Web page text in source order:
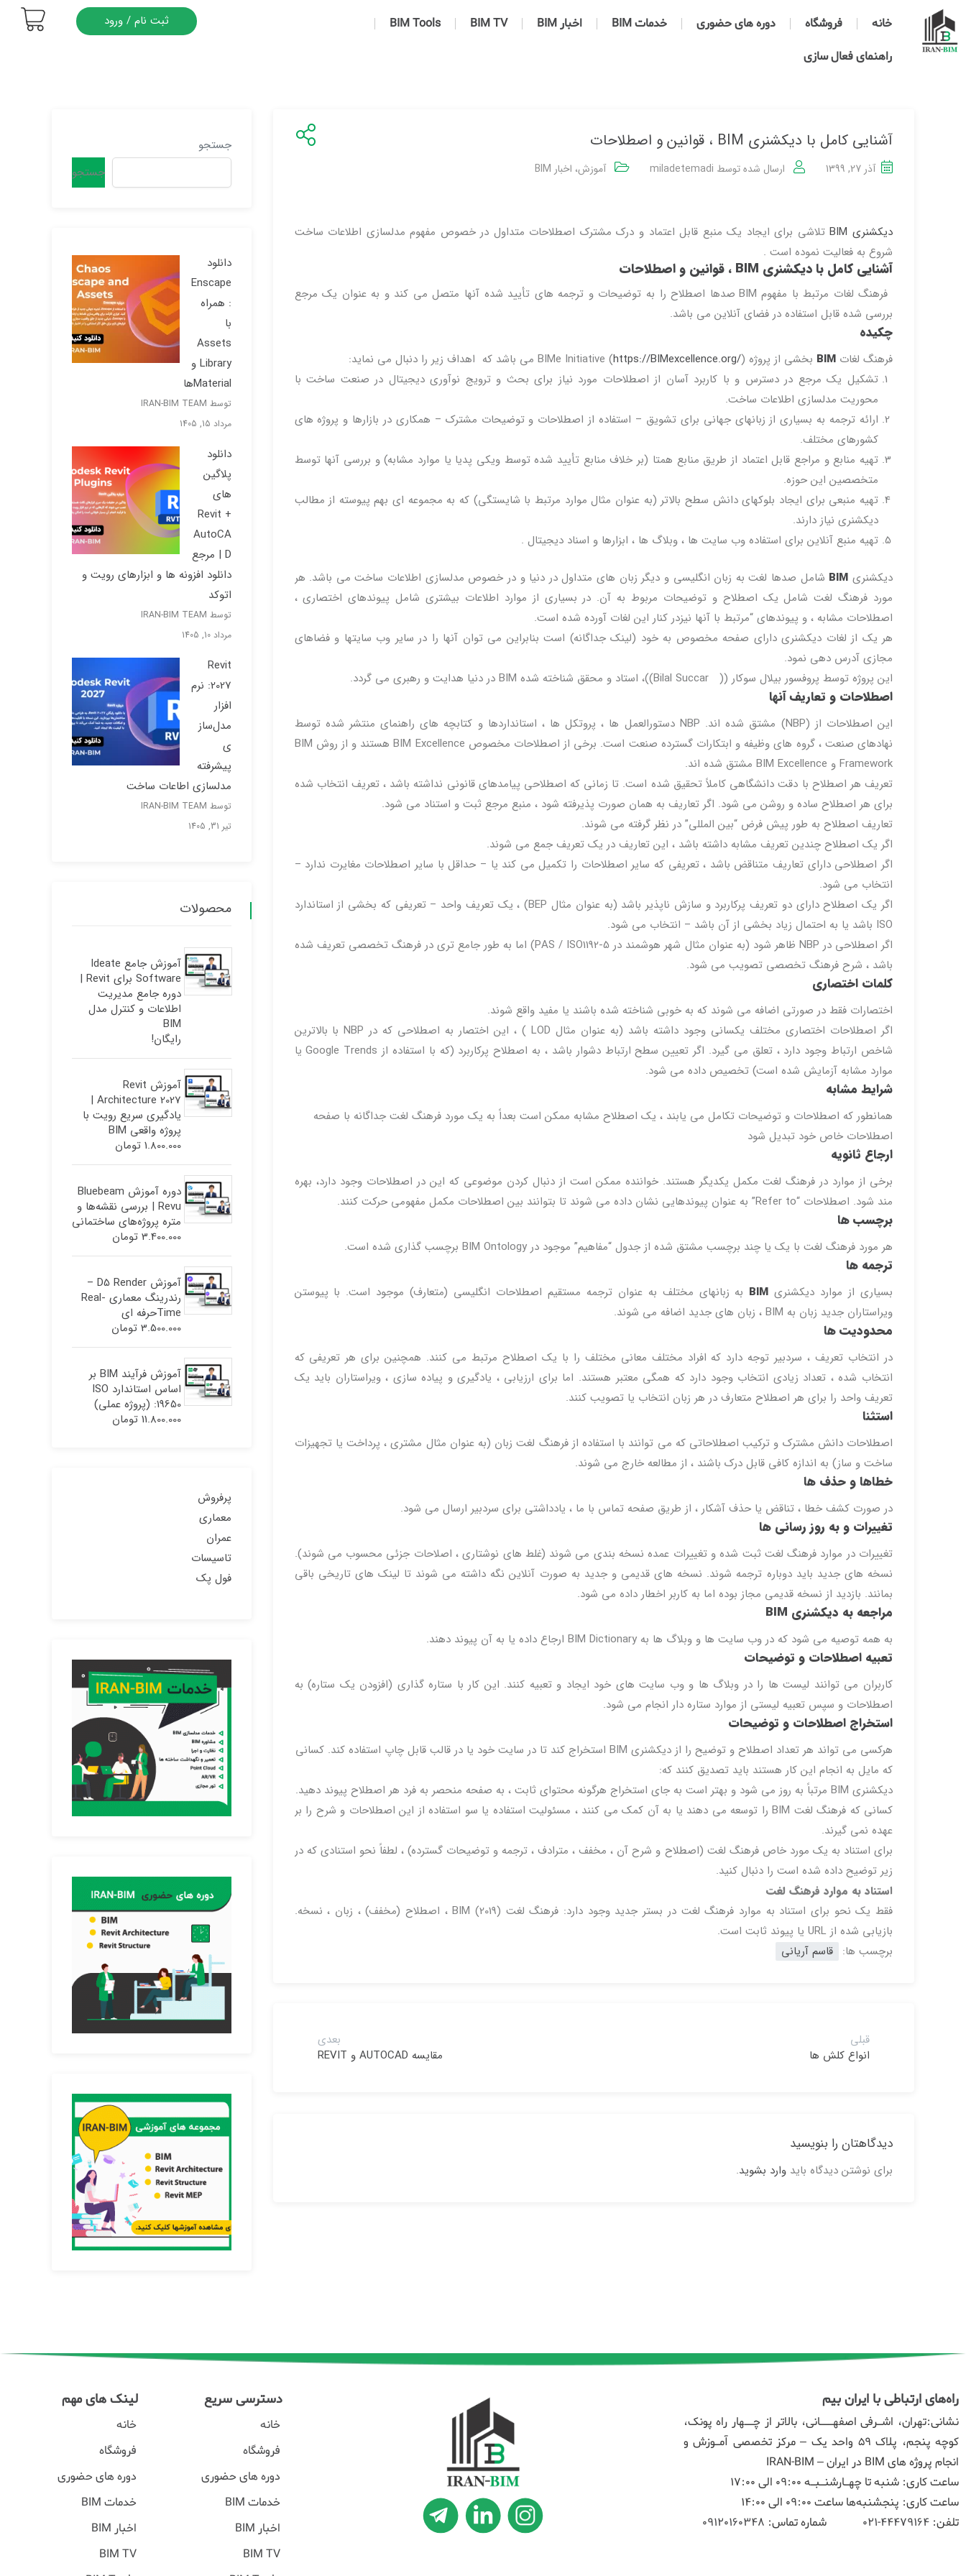
خانه فروشگاه دوره های حضوری خدمات BIM اخبار BIM BIM TV
BIM Tools
راهنمای فعال سازی
ثبت نام / ورود
آشنایی کامل با دیکشنری BIM ، قوانین و اصطلاحات
آذر 27, 1399 ارسال شده توسط miladetemadi آموزش، اخبار BIM
دیکشنری BIM
تلاشی برای ایجاد یک منبع قابل اعتماد و درک مشترک اصطلاحات متداول در خصوص مفهوم مدلسازی اطلاعات ساخت
شروع به فعالیت نموده است .
آشنایی کامل با دیکشنری BIM ، قوانین و اصطلاحات
فرهنگ لغات مرتبط با مفهوم BIM صدها اصطلاح را به توضیحات و ترجمه های تأیید شده آنها متصل می کند و به عنوان یک مرجع
بررسی شده قابل استفاده در فضای آنلاین می باشد.
چکیده
فرهنگ لغات BIM بخشی از پروژه BIMe Initiative ( https://BIMexcellence.org/) می باشد که اهداف زیر را دنبال می نماید:
تشکیل یک مرجع در دسترس و با کاربرد آسان از اصطلاحات مورد نیاز برای بحث و ترویج نوآوری دیجیتال در صنعت ساخت با
محوریت مدلسازی اطلاعات ساخت.
ارائه ترجمه به بسیاری از زبانهای جهانی برای تشویق – استفاده از اصطلاحات و توضیحات مشترک – همکاری در بازارها و پروژه های
کشورهای مختلف.
تهیه منابع و مراجع قابل اعتماد از طریق منابع همتا (بر خلاف منابع تأیید شده توسط ویکی پدیا یا موارد مشابه) و بررسی آنها توسط
متخصصین این حوزه.
تهیه منبعی برای ایجاد بلوکهای دانش سطح بالاتر (به عنوان مثال موارد مرتبط با شایستگی) که به مجموعه ای بهم پیوسته از مطالب
دیکشنری نیاز دارند.
تهیه منبع آنلاین برای استفاده وب سایت ها ، وبلاگ ها ، ابزارها و اسناد دیجیتال .
دیکشنری BIM شامل صدها لغت به زبان انگلیسی و دیگر زبان های متداول در دنیا و در خصوص مدلسازی اطلاعات ساخت می باشد. هر
مورد فرهنگ لغت شامل یک اصطلاح و توضیحات مربوط به آن. در بسیاری از موارد اطلاعات بیشتری شامل پیوندهای اختصاری ،
اصطلاحات مشابه ، و پیوندهای “مرتبط با آنها نیزدر کنار این لغات آورده شده است.
هر یک از لغات دیکشنری دارای صفحه مخصوص به خود (لینک جداگانه) است بنابراین می توان آنها را در سایر وب سایتها و فضاهای
مجازی آدرس دهی نمود.
این پروژه توسط پروفسور بیلال سوکار (( Bilal Succar))، استاد و محقق شناخته شده BIM در دنیا هدایت و رهبری می گردد.
اصطلاحات و تعاریف آنها
این اصطلاحات از (NBP) مشتق شده اند. NBP دستورالعمل ها ، پروتکل ها ، استانداردها و کتابچه های راهنمای منتشر شده توسط
نهادهای صنعت ، گروه های وظیفه و ابتکارات گسترده صنعت است. برخی از اصطلاحات مخصوص BIM Excellence هستند و از روش BIM
Framework و BIM Excellence مشتق شده اند.
تعریف هر اصطلاح با دقت دانشگاهی کاملاً تحقیق شده است. تا زمانی که اصطلاحی پیامدهای قانونی نداشته باشد ، تعریف انتخاب شده
برای هر اصطلاح ساده و روشن می شود. اگر تعاریف به همان صورت پذیرفته شود ، منبع مرجع ثبت و استناد می شود.
تعاریف اصطلاح به طور پیش فرض “بین المللی” در نظر گرفته می شوند.
اگر یک اصطلاح چندین تعریف مشابه داشته باشد ، این تعاریف در یک تعریف جمع می شوند.
اگر اصطلاحی دارای تعاریف متناقض باشد ، تعریفی که سایر اصطلاحات را تکمیل می کند یا – حداقل با سایر اصطلاحات مغایرت ندارد –
انتخاب می شود.
اگر یک اصطلاح دارای دو تعریف پرکاربرد و سازش ناپذیر باشد (به عنوان مثال BEP) ، یک تعریف واحد – تعریفی که بخشی از استاندارد
ISO باشد یا به احتمال زیاد بخشی از آن باشد – انتخاب می شود.
اگر اصطلاحی در NBP ظاهر شود (به عنوان مثال شهر هوشمند در PAS / ISO1192-5) اما به طور جامع تری در فرهنگ تخصصی تعریف شده
باشد ، شرح فرهنگ تخصصی تصویب می شود.
کلمات اختصاری
اختصارات فقط در صورتی اضافه می شوند که به خوبی شناخته شده باشند یا مفید واقع شوند.
اگر اصطلاحات اختصاری مختلف یکسانی وجود داشته باشد (به عنوان مثال LOD ) ، این اختصار به اصطلاحی که در NBP با بالاترین
شاخص ارتباط وجود دارد ، تعلق می گیرد. اگر تعیین سطح ارتباط دشوار باشد ، به اصطلاح پرکاربرد (که با استفاده از Google Trends یا
موارد مشابه آزمایش شده است) تخصیص داده می شود.
شرایط مشابه
همانطور که اصطلاحات و توضیحات تکامل می یابند ، یک اصطلاح مشابه ممکن است بعداً به یک مورد فرهنگ لغت جداگانه با صفحه
اصطلاحات خاص خود تبدیل شود
ارجاع ثانویه
برخی از موارد در فرهنگ لغت مکمل یکدیگر هستند. خواننده ممکن است از دنبال کردن موضوعی که این در اصطلاحات وجود دارد، بهره
مند شود. اصطلاحات “Refer to” به عنوان پیوندهایی نشان داده می شوند تا بتوانند بین اصطلاحات مکمل مفهومی حرکت کنند.
برچسب ها
هر مورد فرهنگ لغت با یک یا چند برچسب مشتق شده از جدول “مفاهیم” موجود در BIM Ontology برچسب گذاری شده است.
ترجمه ها
بسیاری از موارد دیکشنری BIM به زبانهای مختلف به عنوان ترجمه مستقیم اصطلاحات انگلیسی (متعارف) موجود است. با پیوستن
ویراستاران جدید زبان به BIM ، زبان های جدید اضافه می شوند.
محدودیت ها
در انتخاب تعریف ، سردبیر توجه دارد که افراد مختلف معانی مختلف را با یک اصطلاح مرتبط می کنند. همچنین برای هر تعریفی که
انتخاب شده ، تعداد زیادی انتخاب وجود دارد که همگی معتبر هستند. اما برای ارزیابی ، یادگیری و پیاده سازی ، ویراستاران باید یک
تعریف واحد را برای هر اصطلاح متعارف در هر زبان انتخاب یا تصویب کنند.
استثنا
اصطلاحات دانش مشترک و ترکیب اصطلاحاتی که می توانند با استفاده از فرهنگ لغت زبان (به عنوان مثال مشتری ، پرداخت یا تجهیزات
ساخت و ساز) به اندازه کافی قابل درک باشند ، از مطالعه خارج می شوند.
خطاها و حذف ها
در صورت کشف خطا ، تناقض یا حذف آشکار ، از طریق صفحه تماس با ما ، یادداشتی برای سردبیر ارسال می شود.
تغییرات و به روز رسانی ها
تغییرات در موارد فرهنگ لغت ثبت شده و تغییرات عمده نسخه بندی می شوند (غلط های نوشتاری ، اصلاحات جزئی محسوب می شوند).
نسخه های جدید باید دوباره ترجمه شوند. نسخه های قدیمی و جدید به صورت آنلاین نگه داشته می شوند تا لینک های تاریخی باقی
بمانند. بازدید از نسخه قدیمی مجاز بوده اما به کاربر اخطار داده می شود.
مراجعه به دیکشنری BIM
به همه توصیه می شود که در وب سایت ها و وبلاگ ها به BIM Dictionary ارجاع داده یا به آن پیوند دهند.
تعبیه اصطلاحات و توضیحات
کاربران می توانند لیست ها را در وبلاگ ها و وب سایت های خود ایجاد و تعبیه کنند. این کار با ستاره گذاری (افزودن یک ستاره) به
اصطلاحات و سپس تعبیه لیستی از موارد ستاره دار انجام می شود.
استخراج اصطلاحات و توضیحات
هرکسی می تواند هر تعداد اصطلاح و توضیح را از دیکشنری BIM استخراج کند تا در سایت خود یا در قالب قابل چاپ استفاده کند. کسانی
که مایل به انجام این کار هستند باید تصدیق کنند که:
دیکشنری BIM مرتباً به روز می شود و بهتر است به جای استخراج هرگونه محتوای ثابت ، به صفحه منحصر به فرد هر اصطلاح پیوند دهید.
کسانی که فرهنگ لغت BIM را توسعه می دهند یا به آن کمک می کنند ، مسئولیت استفاده یا سو استفاده از این اصطلاحات و شرح را بر
عهده نمی گیرند.
برای استناد به یک مورد خاص فرهنگ لغت (اصطلاح و شرح آن ، مخفف ، مترادف ، ترجمه و توضیحات گسترده) ، لطفاً نحو استنادی که در
زیر توضیح داده شده است را دنبال کنید.
استناد به موارد فرهنگ لغت
فقط یک نحو برای استناد به موارد فرهنگ لغت در بستر جدید وجود دارد: فرهنگ لغت BIM (2019) ، اصطلاح (مخفف) ، زبان ، نسخه.
بازیابی شده از URL یا پیوند ثابت است.
برچسب ها: قاسم آریانی
قبلی
انواع کلش ها
بعدی
مقایسه AUTOCAD و REVIT
دیدگاهتان را بنویسید
برای نوشتن دیدگاه باید وارد بشوید.
جستجو
جستجو
دانلود
Enscape
: همراه
با
Assets
Library و
Materialها
توسط IRAN-BIM TEAM
مرداد 15, 1405
دانلود
پلاگین
های
Revit +
AutoCA
D | مرجع
دانلود افزونه ها و ابزارهای رویت و
اتوکد
توسط IRAN-BIM TEAM
مرداد 10, 1405
Revit
2027: نرم
افزار
مدل‌ساز
ی
پیشرفته
مدلسازی اطاعات ساخت
توسط IRAN-BIM TEAM
تیر 31, 1405
محصولات
آموزش جامع Ideate
Software برای Revit |
دوره جامع مدیریت
اطلاعات و کنترل مدل
BIM
رایگان!
آموزش Revit
Architecture 2027 |
یادگیری سریع رویت با
پروژه واقعی BIM
1.800.000 تومان
دوره آموزش Bluebeam
Revu | بررسی نقشه‌ها و
متره پروژه‌های ساختمانی
3.400.000 تومان
آموزش D5 Render –
رندرینگ معماری Real-
Timeحرفه ای
3.500.000 تومان
آموزش فرآیند BIM بر
اساس استاندارد ISO
19650: (پروژه عملی)
11.800.000 تومان
پرفروش
معماری
عمران
تاسیسات
فول پک
راه‌های ارتباطی با ایران بیم
نشانی:تهران، اشـرفی اصفهـــانی، بالاتر از چــهار راه پونک،
کوچه پنجم، پلاک ۵۹ واحد یک – مرکز تخصصی آمـوزش و
انجام پروژه های BIM در ایران – IRAN-BIM
ساعت کاری: شنبه تا چهـارشنـبـه 09:00 الی 17:00
ساعت کاری: پنجشنبه‌ها ساعت 09:00 الی 14:00
تلفن: 44479164-021 شماره تماس: 09120160348
دسترسی سریع
خانه
فروشگاه
دوره های حضوری
خدمات BIM
اخبار BIM
BIM TV
لینک های مهم
خانه
فروشگاه
دوره های حضوری
خدمات BIM
اخبار BIM
BIM TV